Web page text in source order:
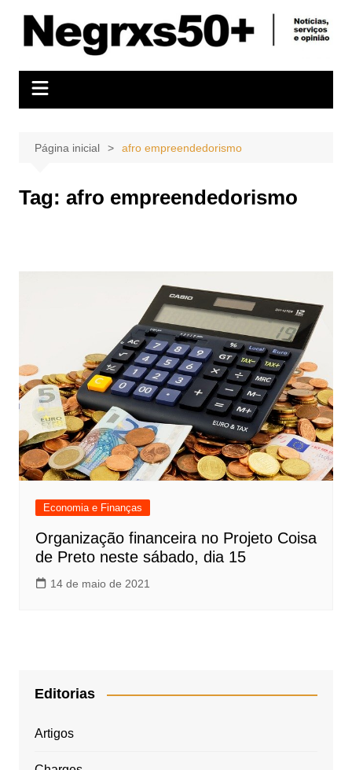
conteúdo
Página inicial afro empreendedorismo
Tag: afro empreendedorismo
Economia e Finanças
Organização financeira no Projeto Coisa
de Preto neste sábado, dia 15
14 de maio de 2021
Editorias
Artigos